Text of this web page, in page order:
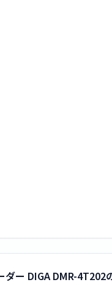
ー DIGA DMR-4T202